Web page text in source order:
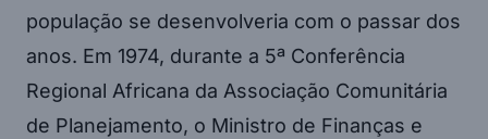
população se desenvolveria com o passar dos
anos. Em 1974, durante a 5ª Conferência
Regional Africana da Associação Comunitária
de Planejamento, o Ministro de Finanças e